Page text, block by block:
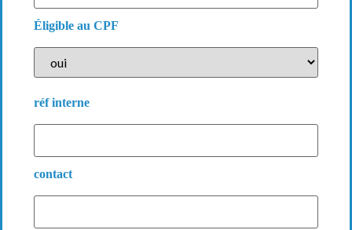
Éligible au CPF
réf interne
contact